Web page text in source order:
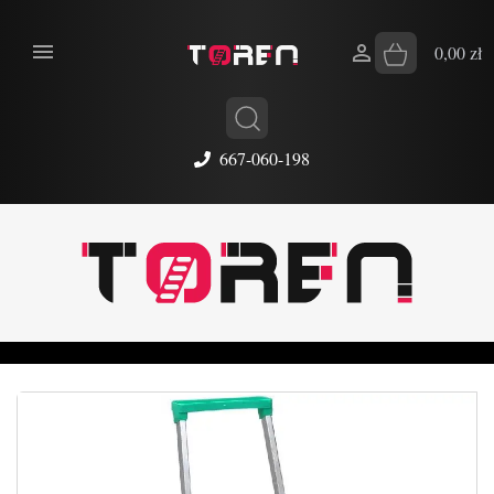
667-060-198
 0,00 zł
